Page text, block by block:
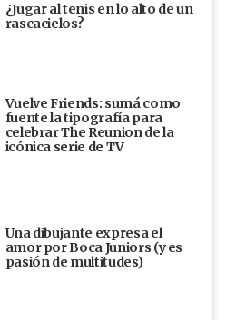
¿Jugar al tenis en lo alto de un
rascacielos?
Vuelve Friends: sumá como
fuente la tipografía para
celebrar The Reunion de la
icónica serie de TV
Una dibujante expresa el
amor por Boca Juniors (y es
pasión de multitudes)